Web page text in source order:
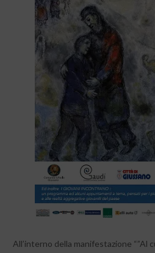
All’interno della manifestazione “”Al